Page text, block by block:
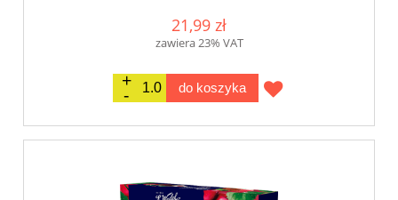
21,99 zł
zawiera 23% VAT
do koszyka